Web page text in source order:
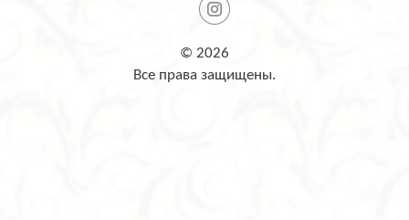
© 2026
Все права защищены.